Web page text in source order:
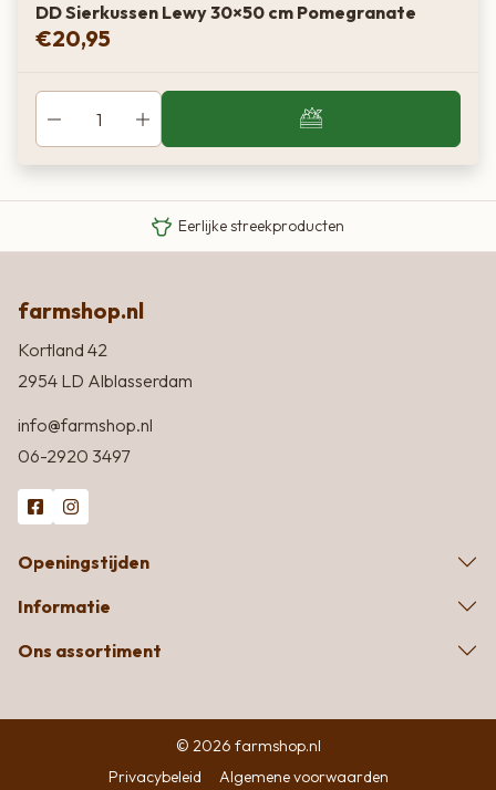
DD Sierkussen Lewy 30×50 cm Pomegranate
€20,95
Eigen Limousin runderen
Eerlijke streekproducten
farmshop.nl
Kortland 42
2954 LD Alblasserdam
info@farmshop.nl
06-2920 3497
Openingstijden
Informatie
Ons assortiment
© 2026 farmshop.nl
Privacybeleid
Algemene voorwaarden